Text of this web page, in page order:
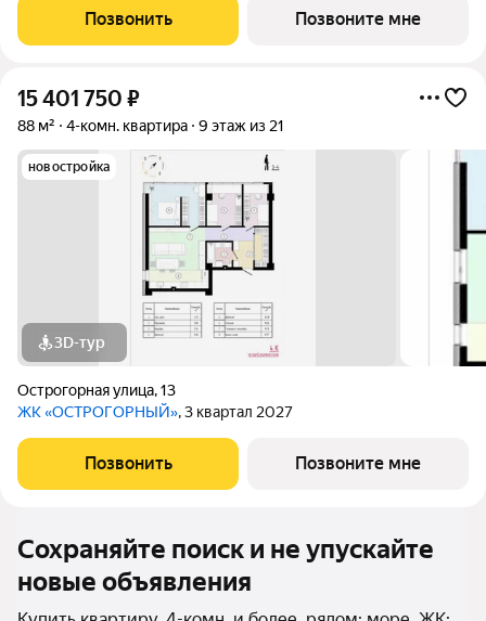
Позвонить Позвоните мне
15 401 750 ₽
88 м² 4-комн. квартира 9 этаж из 21
новостройка
3D-тур
Острогорная улица,13
ЖК «ОСТРОГОРНЫЙ», 3 квартал 2027
Позвонить Позвоните мне
Сохраняйте поиск и не упускайте
новые объявления